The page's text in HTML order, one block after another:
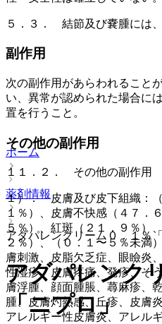
５．３． 結節及び嚢腫には
副作用
次の副作用があらわれること
い、異常が認められた場合に
置を行うこと。
その他の副作用
１１．２． その他の副作用
１）． 皮膚及び皮下組織：
１％）、皮膚不快感（４７．
５％）、紅斑（２１．９％）
２％）、（０．１〜５％未満
膚刺激、皮脂欠乏症、眼瞼炎
性湿疹、皮膚疼痛、発疹、そ
膚浮腫、顔面腫脹、蕁麻疹、
腫、皮膚灼熱感、丘疹、皮膚
アレルギー性皮膚炎、アレル
ホーム
薬剤情報
アダパレンクリーム０．１％
アダパレンク
「ニプロ」